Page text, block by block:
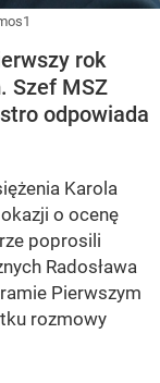
rok
Szef MSZ
odpowiada
Karola
o ocenę
poprosili
Radosława
Pierwszym
rozmowy